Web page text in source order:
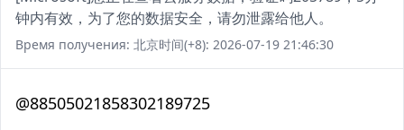
钟内有效，为了您的数据安全，请勿泄露给他人。
Время получения: 北京时间(+8): 2026-07-19 21:46:30
@88505021858302189725